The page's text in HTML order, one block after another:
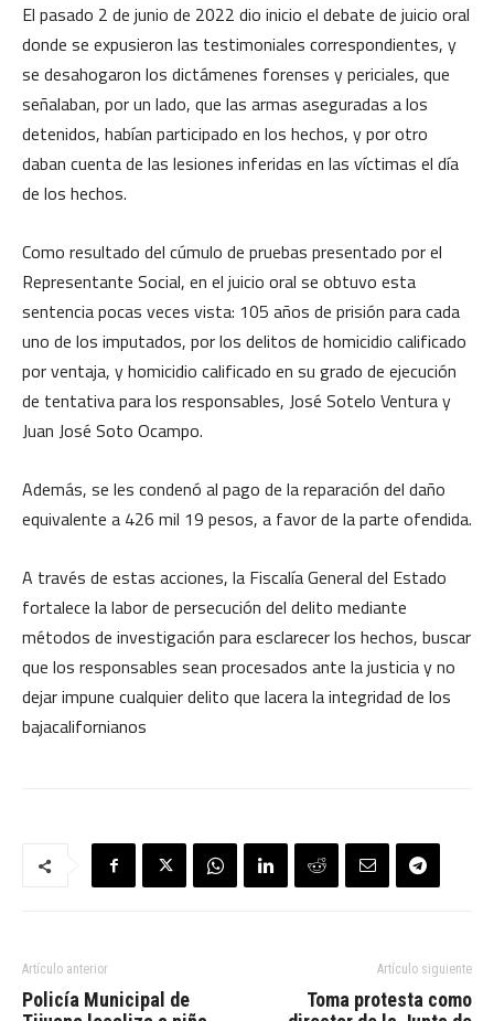
El pasado 2 de junio de 2022 dio inicio el debate de juicio oral
donde se expusieron las testimoniales correspondientes, y
se desahogaron los dictámenes forenses y periciales, que
señalaban, por un lado, que las armas aseguradas a los
detenidos, habían participado en los hechos, y por otro
daban cuenta de las lesiones inferidas en las víctimas el día
de los hechos.
Como resultado del cúmulo de pruebas presentado por el
Representante Social, en el juicio oral se obtuvo esta
sentencia pocas veces vista: 105 años de prisión para cada
uno de los imputados, por los delitos de homicidio calificado
por ventaja, y homicidio calificado en su grado de ejecución
de tentativa para los responsables, José Sotelo Ventura y
Juan José Soto Ocampo.
Además, se les condenó al pago de la reparación del daño
equivalente a 426 mil 19 pesos, a favor de la parte ofendida.
A través de estas acciones, la Fiscalía General del Estado
fortalece la labor de persecución del delito mediante
métodos de investigación para esclarecer los hechos, buscar
que los responsables sean procesados ante la justicia y no
dejar impune cualquier delito que lacera la integridad de los
bajacalifornianos
Artículo anterior
Policía Municipal de
Artículo siguiente
Toma protesta como